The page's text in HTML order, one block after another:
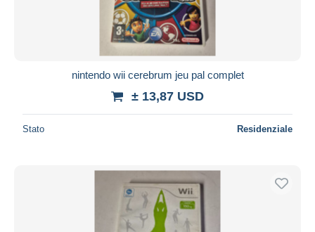
nintendo wii cerebrum jeu pal complet
± 13,87 USD
Stato Residenziale